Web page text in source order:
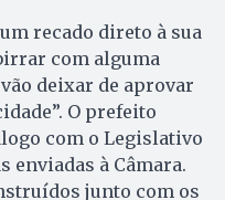
recado direto à sua
com alguma
deixar de aprovar
O prefeito
com o Legislativo
enviadas à Câmara.
junto com os